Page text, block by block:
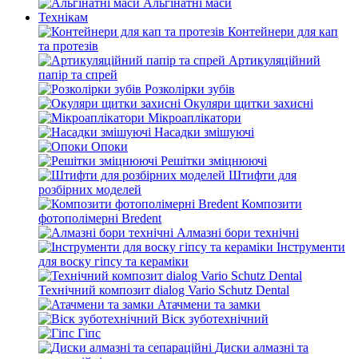
Альгінатні маси
Технікам
Контейнери для кап
та протезів
Артикуляційний
папір та спрей
Розколірки зубів
Окуляри щитки захисні
Мікроаплікатори
Насадки змішуючі
Опоки
Решітки зміцнюючі
Штифти для
розбірних моделей
Композити
фотополімерні Bredent
Алмазні бори технічні
Інструменти
для воску гіпсу та кераміки
Технічний композит dialog Vario Schutz Dental
Атачмени та замки
Віск зуботехнічний
Гіпс
Диски алмазні та